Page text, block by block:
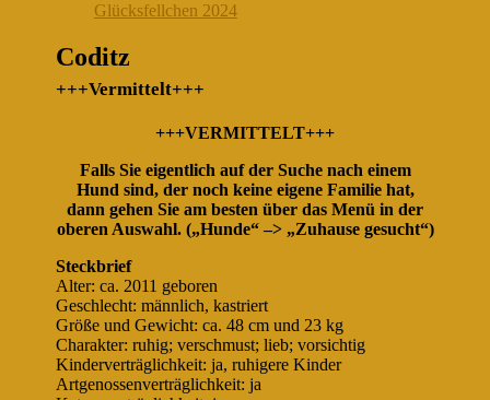
Glücksfellchen 2024
Coditz
+++Vermittelt+++
+++VERMITTELT+++
Falls Sie eigentlich auf der Suche nach einem
Hund sind, der noch keine eigene Familie hat,
dann gehen Sie am besten über das Menü in der
oberen Auswahl. („Hunde“ –> „Zuhause gesucht“)
Steckbrief
Alter: ca. 2011 geboren
Geschlecht: männlich, kastriert
Größe und Gewicht: ca. 48 cm und 23 kg
Charakter: ruhig; verschmust; lieb; vorsichtig
Kinderverträglichkeit: ja, ruhigere Kinder
Artgenossenverträglichkeit: ja